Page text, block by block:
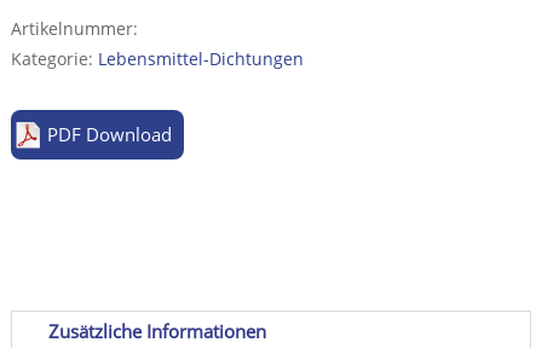
NBR,
VITON
Artikelnummer:
Kategorie: Lebensmittel-Dichtungen
PDF Download
Zusätzliche Informationen